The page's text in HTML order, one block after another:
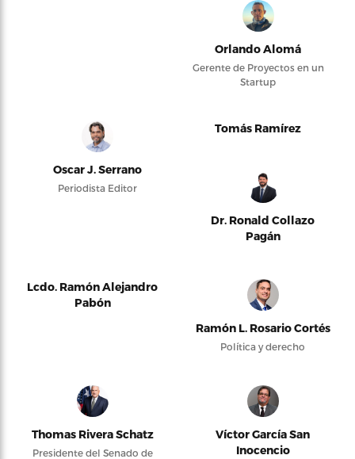
Orlando Alomá
Gerente de Proyectos en un
Startup
Oscar J. Serrano
Periodista Editor
Tomás Ramírez
Dr. Ronald Collazo
Pagán
Lcdo. Ramón Alejandro
Pabón
Ramón L. Rosario Cortés
Política y derecho
Thomas Rivera Schatz
Presidente del Senado de
Víctor García San
Inocencio